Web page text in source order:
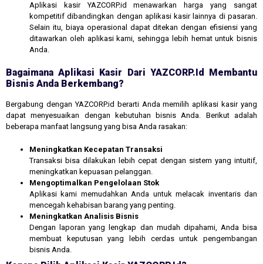
Aplikasi kasir YAZCORP.id menawarkan harga yang sangat
kompetitif dibandingkan dengan aplikasi kasir lainnya di pasaran.
Selain itu, biaya operasional dapat ditekan dengan efisiensi yang
ditawarkan oleh aplikasi kami, sehingga lebih hemat untuk bisnis
Anda.
Bagaimana Aplikasi Kasir Dari YAZCORP.id Membantu
Bisnis Anda Berkembang?
Bergabung dengan YAZCORP.id berarti Anda memilih aplikasi kasir yang
dapat menyesuaikan dengan kebutuhan bisnis Anda. Berikut adalah
beberapa manfaat langsung yang bisa Anda rasakan:
Meningkatkan Kecepatan Transaksi
Transaksi bisa dilakukan lebih cepat dengan sistem yang intuitif,
meningkatkan kepuasan pelanggan.
Mengoptimalkan Pengelolaan Stok
Aplikasi kami memudahkan Anda untuk melacak inventaris dan
mencegah kehabisan barang yang penting.
Meningkatkan Analisis Bisnis
Dengan laporan yang lengkap dan mudah dipahami, Anda bisa
membuat keputusan yang lebih cerdas untuk pengembangan
bisnis Anda.